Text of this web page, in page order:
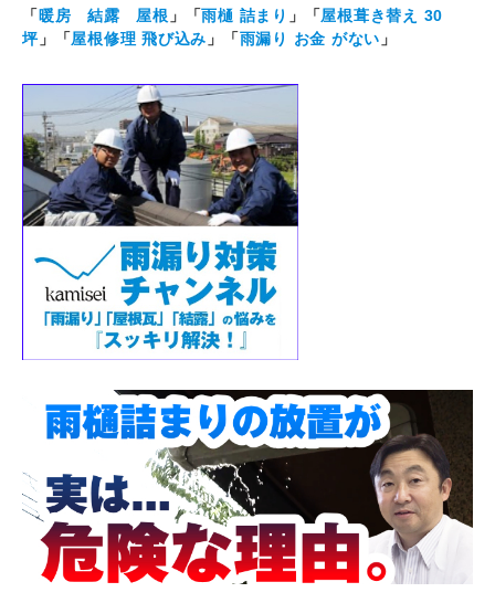
「暖房 結露 屋根 」「雨樋 詰まり 」「屋根葺き替え 30
坪」「屋根修理 飛び込み 」「雨漏り お金 がない 」